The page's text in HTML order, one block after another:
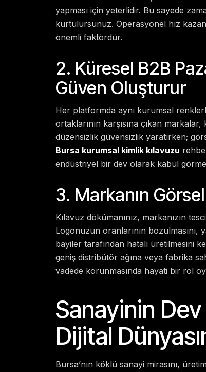
yapması için yeterlidir. Bu sayede
kurtulursunuz. Operasyonel hız
önemli faktördür.
2. Küresel B2B
Güven Oluşturur
Her platformda aynı kurumsal
ortaklarının karşısına çıkan
düzensizlik güvensizlik yaratırken;
Bursa kurumsal kimlik kılavuzu
endüstriyel bir dev olarak kabul
3. Markanın
Kılavuz dökümanınız, markanızın
Logonuzun oranlarının bozulmasını,
bayiler tarafından hatalı üretilmesini
geniş distribütör ağına veya fabrika
vadede korunmasında hayati bir rol
Sanayinin
Dijital
Bursa’nın köklü sanayi mirasını,